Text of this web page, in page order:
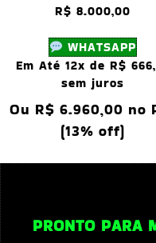
R$ 8.000,00
WHATSAPP
Em Até 12x de R$
sem juros
Ou R$ 6.960,00 no
(13% off)
PRONTO PARA